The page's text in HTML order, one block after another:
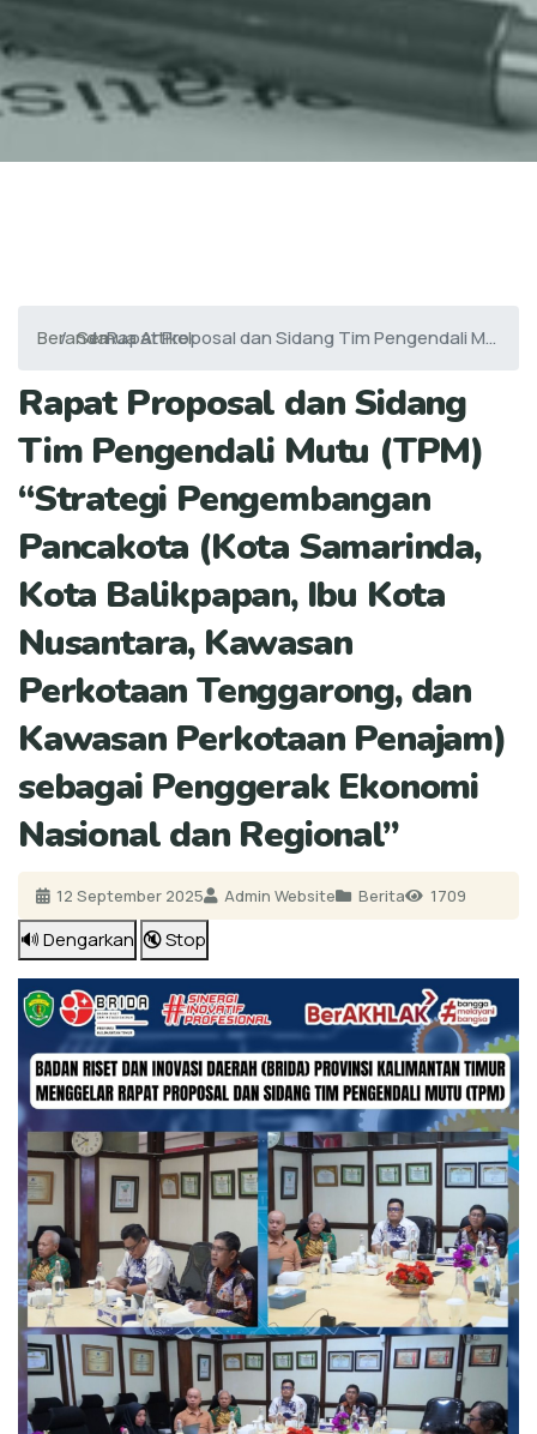
BerandaSemua Artikel
Rapat Proposal dan Sidang Tim Pengendali Mutu (TPM) “Strategi Pengembangan Pancakota (Kota Samarinda, Kota Balikpapan, Ibu Kota Nusantara, Kawasan Perkotaan Tenggarong, dan Kawasan Perkotaan Penajam) sebagai Penggerak Ekonomi Nasional dan Regional”
Rapat Proposal dan Sidang
Tim Pengendali Mutu (TPM)
“Strategi Pengembangan
Pancakota (Kota Samarinda,
Kota Balikpapan, Ibu Kota
Nusantara, Kawasan
Perkotaan Tenggarong, dan
Kawasan Perkotaan Penajam)
sebagai Penggerak Ekonomi
Nasional dan Regional”
12 September 2025 Admin Website Berita 1709
🔊 Dengarkan 🔇 Stop